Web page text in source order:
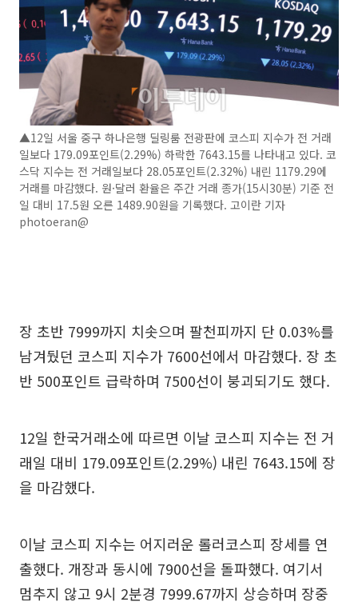
▲12일 서울 중구 하나은행 딜링룸 전광판에 코스피 지수가 전 거래
일보다 179.09포인트(2.29%) 하락한 7643.15를 나타내고 있다. 코
스닥 지수는 전 거래일보다 28.05포인트(2.32%) 내린 1179.29에
거래를 마감했다. 원·달러 환율은 주간 거래 종가(15시30분) 기준 전
일 대비 17.5원 오른 1489.90원을 기록했다. 고이란 기자
photoeran@
장 초반 7999까지 치솟으며 팔천피까지 단 0.03%를
남겨뒀던 코스피 지수가 7600선에서 마감했다. 장 초
반 500포인트 급락하며 7500선이 붕괴되기도 했다.
12일 한국거래소에 따르면 이날 코스피 지수는 전 거
래일 대비 179.09포인트(2.29%) 내린 7643.15에 장
을 마감했다.
이날 코스피 지수는 어지러운 롤러코스피 장세를 연
출했다. 개장과 동시에 7900선을 돌파했다. 여기서
멈추지 않고 9시 2분경 7999.67까지 상승하며 장중